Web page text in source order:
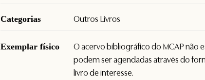
Categorias Outros Livros
Exemplar físico
O acervo bibliográfico do MCAP não
podem ser agendadas através do
livro de interesse.